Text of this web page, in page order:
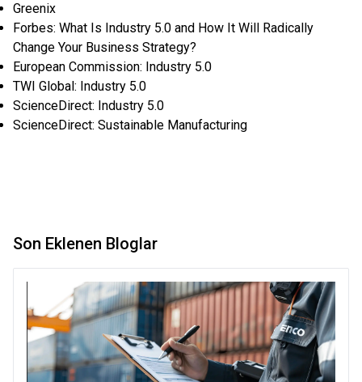
Son Eklenen Bloglar
Greenix
Forbes: What Is Industry 5.0 and How It Will Radically
Change Your Business Strategy?
European Commission: Industry 5.0
TWI Global: Industry 5.0
ScienceDirect: Industry 5.0
ScienceDirect: Sustainable Manufacturing